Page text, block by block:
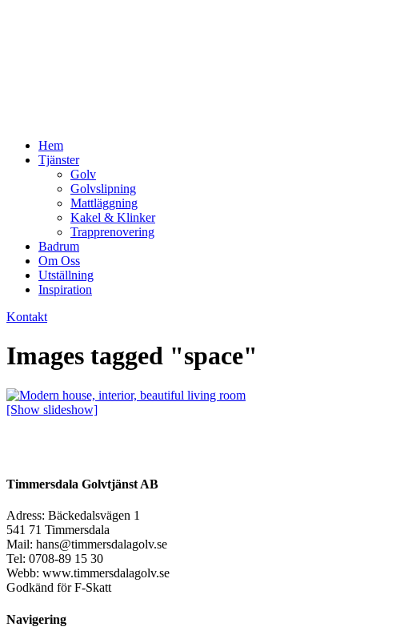
Hem
Tjänster
Golv
Golvslipning
Mattläggning
Kakel & Klinker
Trapprenovering
Badrum
Om Oss
Utställning
Inspiration
Kontakt
Images tagged "space"
[Show slideshow]
Timmersdala Golvtjänst AB
Adress: Bäckedalsvägen 1
541 71 Timmersdala
Mail: hans@timmersdalagolv.se
Tel: 0708-89 15 30
Webb: www.timmersdalagolv.se
Godkänd för F-Skatt
Navigering